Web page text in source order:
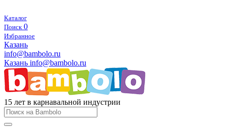
Каталог
Поиск 0
Избранное
Казань
info@bambolo.ru
Казань info@bambolo.ru
15 лет в карнавальной индустрии